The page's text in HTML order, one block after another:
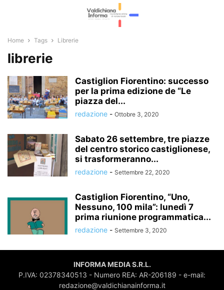
Home Tags Librerie
librerie
Castiglion Fiorentino: successo
per la prima edizione de “Le
piazza del...
redazione - Ottobre 3, 2020
Sabato 26 settembre, tre piazze
del centro storico castiglionese,
si trasformeranno...
redazione - Settembre 22, 2020
Castiglion Fiorentino, “Uno,
Nessuno, 100 mila”: lunedì 7
prima riunione programmatica...
redazione - Settembre 3, 2020
INFORMA MEDIA S.R.L.
P.IVA: 02378340513 - Numero REA: AR-206189 - e-mail:
redazione@valdichianainforma.it